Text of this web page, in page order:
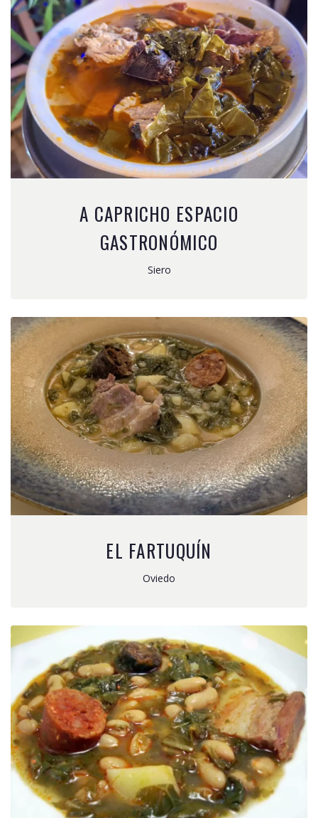
A CAPRICHO ESPACIO
GASTRONÓMICO
Siero
EL FARTUQUÍN
Oviedo